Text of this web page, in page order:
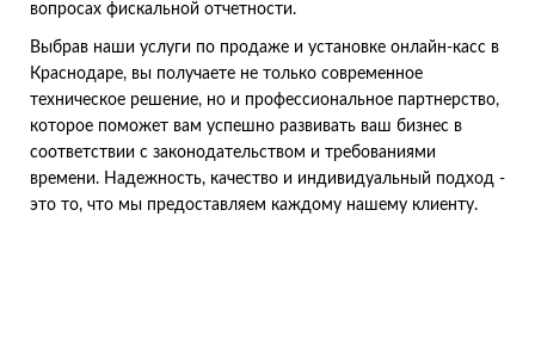
вопросах фискальной отчетности.
Выбрав наши услуги по продаже и установке онлайн-касс в
Краснодаре, вы получаете не только современное
техническое решение, но и профессиональное партнерство,
которое поможет вам успешно развивать ваш бизнес в
соответствии с законодательством и требованиями
времени. Надежность, качество и индивидуальный подход -
это то, что мы предоставляем каждому нашему клиенту.